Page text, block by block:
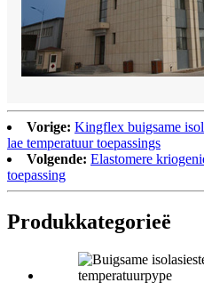
Vorige: Kingflex buigsame
lae temperatuur toepassings
Volgende: Elastomere
toepassing
Produkkategorieë